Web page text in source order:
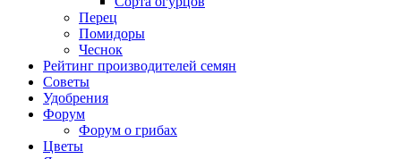
Перец
Помидоры
Чеснок
Рейтинг производителей семян
Советы
Удобрения
Форум
Форум о грибах
Цветы